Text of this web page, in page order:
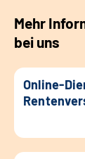
Mehr
bei uns
Online-